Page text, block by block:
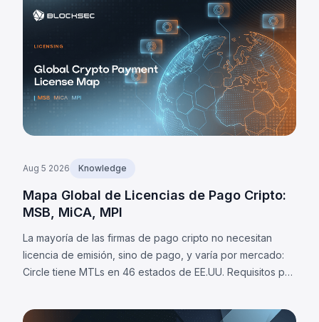
Aug 5 2026 Knowledge
Mapa Global de Licencias de Pago Cripto:
MSB, MiCA, MPI
La mayoría de las firmas de pago cripto no necesitan
licencia de emisión, sino de pago, y varía por mercado:
Circle tiene MTLs en 46 estados de EE.UU. Requisitos por